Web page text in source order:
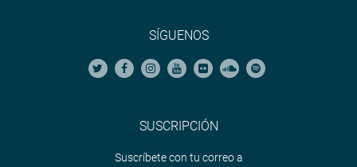
SÍGUENOS
SUSCRIPCIÓN
Suscríbete con tu correo a